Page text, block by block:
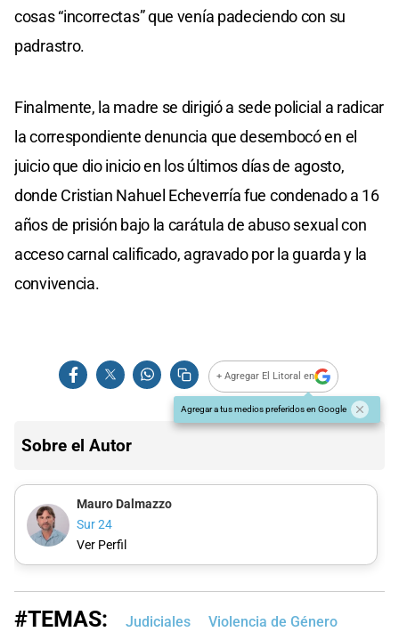
cosas “incorrectas” que venía padeciendo con su
padrastro.
Finalmente, la madre se dirigió a sede policial a radicar
la correspondiente denuncia que desembocó en el
juicio que dio inicio en los últimos días de agosto,
donde Cristian Nahuel Echeverría fue condenado a 16
años de prisión bajo la carátula de abuso sexual con
acceso carnal calificado, agravado por la guarda y la
convivencia.
+ Agregar El Litoral en
Agregar a tus medios preferidos en Google
Sobre el Autor
Mauro Dalmazzo
Sur 24
Ver Perfil
#TEMAS: Judiciales Violencia de Género